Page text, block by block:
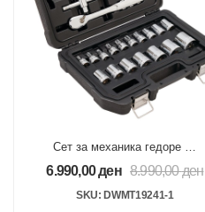
Сет за механика гедоре 22
парчиња 1/2
6.990,00ден 8.990,00ден
SKU: DWMT19241-1